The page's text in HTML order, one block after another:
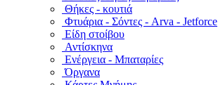
Θήκες - κουτιά
Φτυάρια - Σόντες - Arva - Jetforce
Είδη στοίβου
Αντίσκηνα
Ενέργεια - Μπαταρίες
Όργανα